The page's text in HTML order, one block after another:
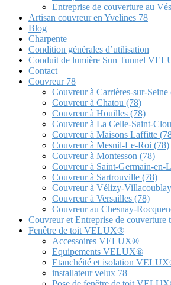
Entreprise de couverture au
Artisan couvreur en Yvelines 78
Blog
Charpente
Condition générales d’utilisation
Conduit de lumière Sun Tunnel
Contact
Couvreur 78
Couvreur à Carrières-sur-Seine
Couvreur à Chatou (78)
Couvreur à Houilles (78)
Couvreur à La Celle-Saint-
Couvreur à Maisons Laffitte
Couvreur à Mesnil-Le-Roi (78)
Couvreur à Montesson (78)
Couvreur à Saint-Germain-en-
Couvreur à Sartrouville (78)
Couvreur à Vélizy-
Couvreur à Versailles (78)
Couvreur au Chesnay-
Couvreur et Entreprise de couverture
Fenêtre de toit VELUX®
Accessoires VELUX®
Equipements VELUX®
Etanchéité et isolation
installateur velux 78